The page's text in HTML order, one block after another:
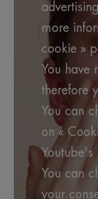
more
cookie »
You have
therefore
You can
on «
Youtube's
You can
your